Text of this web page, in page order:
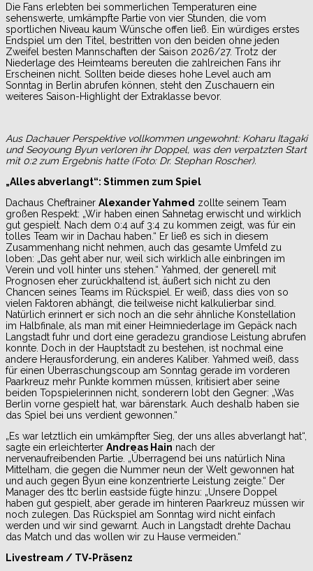
Die Fans erlebten bei sommerlichen Temperaturen eine
sehenswerte, umkämpfte Partie von vier Stunden, die vom
sportlichen Niveau kaum Wünsche offen ließ. Ein würdiges erstes
Endspiel um den Titel, bestritten von den beiden ohne jeden
Zweifel besten Mannschaften der Saison 2026/27. Trotz der
Niederlage des Heimteams bereuten die zahlreichen Fans ihr
Erscheinen nicht. Sollten beide dieses hohe Level auch am
Sonntag in Berlin abrufen können, steht den Zuschauern ein
weiteres Saison-Highlight der Extraklasse bevor.
Aus Dachauer Perspektive vollkommen ungewohnt: Koharu Itagaki
und Seoyoung Byun verloren ihr Doppel, was den verpatzten Start
mit 0:2 zum Ergebnis hatte (Foto: Dr. Stephan Roscher).
„Alles abverlangt“: Stimmen zum Spiel
Dachaus Cheftrainer Alexander Yahmed zollte seinem Team
großen Respekt: „Wir haben einen Sahnetag erwischt und wirklich
gut gespielt. Nach dem 0:4 auf 3:4 zu kommen zeigt, was fúr ein
tolles Team wir in Dachau haben.“ Er ließ es sich in diesem
Zusammenhang nicht nehmen, auch das gesamte Umfeld zu
loben: „Das geht aber nur, weil sich wirklich alle einbringen im
Verein und voll hinter uns stehen.“ Yahmed, der generell mit
Prognosen eher zurückhaltend ist, äußert sich nicht zu den
Chancen seines Teams im Rückspiel. Er weiß, dass dies von so
vielen Faktoren abhängt, die teilweise nicht kalkulierbar sind.
Natürlich erinnert er sich noch an die sehr ähnliche Konstellation
im Halbfinale, als man mit einer Heimniederlage im Gepäck nach
Langstadt fuhr und dort eine geradezu grandiose Leistung abrufen
konnte. Doch in der Hauptstadt zu bestehen, ist nochmal eine
andere Herausforderung, ein anderes Kaliber. Yahmed weiß, dass
für einen Überraschungscoup am Sonntag gerade im vorderen
Paarkreuz mehr Punkte kommen müssen, kritisiert aber seine
beiden Topspielerinnen nicht, sonderern lobt den Gegner: „Was
Berlin vorne gespielt hat, war bärenstark. Auch deshalb haben sie
das Spiel bei uns verdient gewonnen.“
„Es war letztlich ein umkämpfter Sieg, der uns alles abverlangt hat“,
sagte ein erleichterter Andreas Hain nach der
nervenaufreibenden Partie. „Überragend bei uns natürlich Nina
Mittelham, die gegen die Nummer neun der Welt gewonnen hat
und auch gegen Byun eine konzentrierte Leistung zeigte.“ Der
Manager des ttc berlin eastside fügte hinzu: „Unsere Doppel
haben gut gespielt, aber gerade im hinteren Paarkreuz müssen wir
noch zulegen. Das Rückspiel am Sonntag wird nicht einfach
werden und wir sind gewarnt. Auch in Langstadt drehte Dachau
das Match und das wollen wir zu Hause vermeiden.“
Livestream / TV-Präsenz